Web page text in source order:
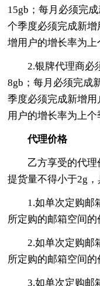
15gb；每月必须完
个季度必须完成新
增用户的增长率为上
2.银牌代理商必
8gb；每月必须完成
季度必须完成新增
用户的增长率为上个
代理价格
乙方享受的代
提货量不得小于2g，
1.如单次定购邮
所定购的邮箱空间的
2.如单次定购邮
所定购的邮箱空间的
3.如单次定购邮